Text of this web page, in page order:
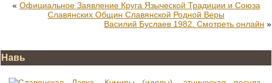
« Официальное Заявление Круга Языческой Традиции и Союза
Славянских Общин Славянской Родной Веры
Василий Буслаев 1982. Смотреть онлайн »
Навь